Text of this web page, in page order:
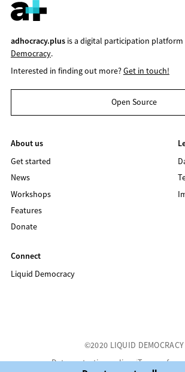
adhocracy.plusis a digital participation
Democracy.
Interested in finding out more?Get in touch!
Open Source
About us
Get started
News
Workshops
Features
Donate
Connect
Liquid Democracy
©2020 LIQUID DEMOCRACY
Data protection policy
Terms of use